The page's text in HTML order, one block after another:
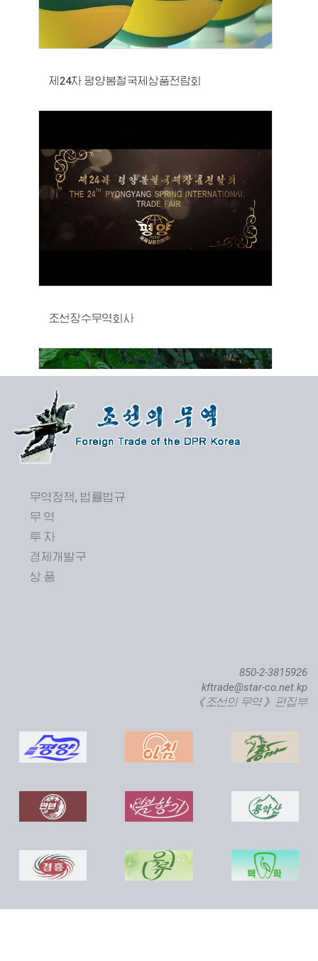
제24차 평양봄철국제상품전람회
조선장수무역회사
제24차 평양봄철국제상품전람회 개막
직하대서양련어종어장 준공식 진행
무역정책, 법률법규
무 역
투 자
경제개발구
상 품
850-2-3815926
kftrade@star-co.net.kp
《조선의 무역》 편집부